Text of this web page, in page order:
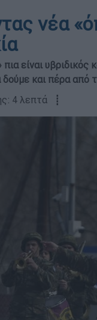
νέα
πια είναι
και πέρα από
4 λεπτά ┋